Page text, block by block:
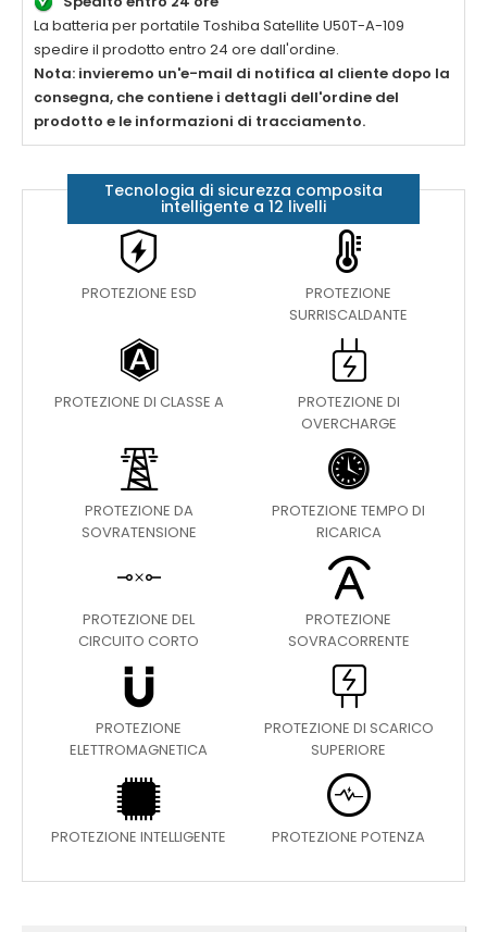
La batteria per portatile Toshiba Satellite U50T-A-109
spedire il prodotto entro 24 ore dall'ordine.
Nota: invieremo un'e-mail di notifica al cliente dopo la
consegna, che contiene i dettagli dell'ordine del
prodotto e le informazioni di tracciamento.
Tecnologia di sicurezza composita
intelligente a 12 livelli
PROTEZIONE ESD
PROTEZIONE
SURRISCALDANTE
PROTEZIONE DI CLASSE A
PROTEZIONE DI
OVERCHARGE
PROTEZIONE DA
SOVRATENSIONE
PROTEZIONE TEMPO DI
RICARICA
PROTEZIONE DEL
CIRCUITO CORTO
PROTEZIONE
SOVRACORRENTE
PROTEZIONE
ELETTROMAGNETICA
PROTEZIONE DI SCARICO
SUPERIORE
PROTEZIONE INTELLIGENTE PROTEZIONE POTENZA